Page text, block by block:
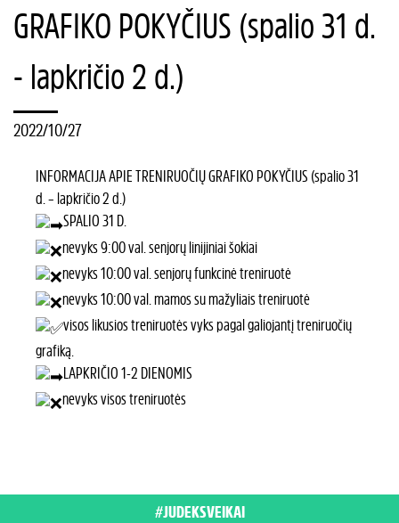
GRAFIKO POKYČIUS (spalio 31 d.
- lapkričio 2 d.)
2022/10/27
INFORMACIJA APIE TRENIRUOČIŲ GRAFIKO POKYČIUS (spalio 31
d. – lapkričio 2 d.)
SPALIO 31 D.
nevyks 9:00 val. senjorų linijiniai šokiai
nevyks 10:00 val. senjorų funkcinė treniruotė
nevyks 10:00 val. mamos su mažyliais treniruotė
visos likusios treniruotės vyks pagal galiojantį treniruočių
grafiką.
LAPKRIČIO 1-2 DIENOMIS
nevyks visos treniruotės
#JUDEKSVEIKAI